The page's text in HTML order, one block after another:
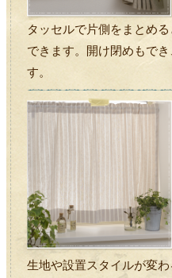
タッセルで片側をまとめ
できます。開け閉めもで
す。
生地や設置スタイルが変